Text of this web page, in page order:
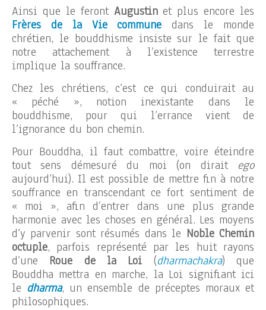
Ainsi que le feront Augustinet plus encore les
Frères de la Vie commune dans le monde
chrétien, le bouddhisme insiste sur le fait que
notre attachement à l’existence terrestre
implique la souffrance.
Chez les chrétiens, c’est ce qui conduirait au
« péché », notion inexistante dans le
bouddhisme, pour qui l’errance vient de
l’ignorance du bon chemin.
Pour Bouddha, il faut combattre, voire éteindre
tout sens démesuré du moi (on dirait ego
aujourd’hui). Il est possible de mettre fin à notre
souffrance en transcendant ce fort sentiment de
« moi », afin d’entrer dans une plus grande
harmonie avec les choses en général. Les moyens
d’y parvenir sont résumés dans le Noble Chemin
octuple, parfois représenté par les huit rayons
d’une Roue de la Loi (dharmachakra) que
Bouddha mettra en marche, la Loi signifiant ici
le dharma, un ensemble de préceptes moraux et
philosophiques.